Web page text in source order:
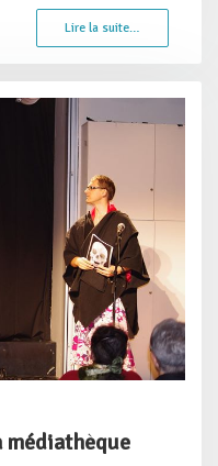
Lire la suite…
médiathèque